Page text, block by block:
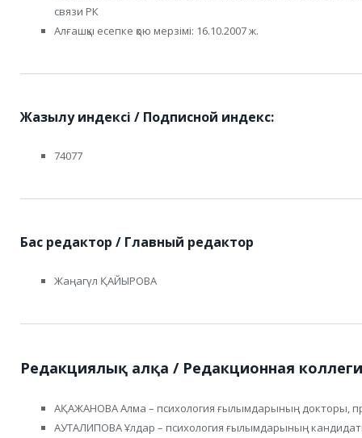
связи РК
Алғашқы есепке қою мерзімі: 16.10.2007 ж.
Жазылу индексі / Подписной индекс:
74077
Бас редактор / Главный редактор
Жаңагүл ҚАЙЫРОВА
Редакциялық алқа / Редакционная
АҚАЖАНОВА Алма – психология ғылымдарының докторы,
АУТАЛИПОВА Ұлдар – психология ғылымдарының